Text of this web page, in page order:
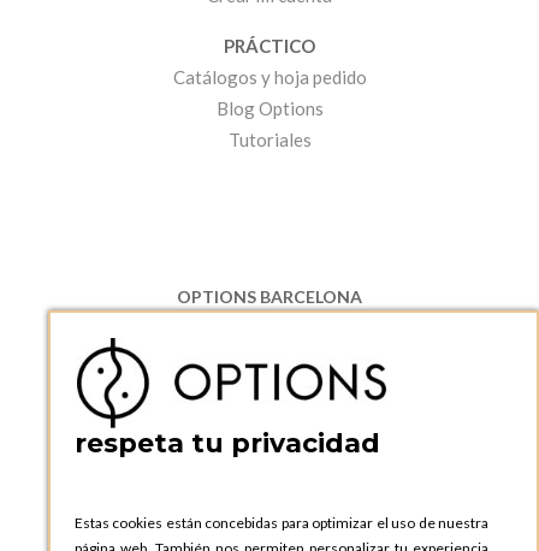
PRÁCTICO
Catálogos y hoja pedido
Blog Options
Tutoriales
OPTIONS BARCELONA
08130 Santa Perpetua de Moguda, Barcelona
ESPAñA
Teléfono:
+34 935 724 041
OPTIONS BARCELONA SHOWROOM
ESPAñA
respeta tu privacidad
Estas cookies están concebidas para optimizar el uso de nuestra